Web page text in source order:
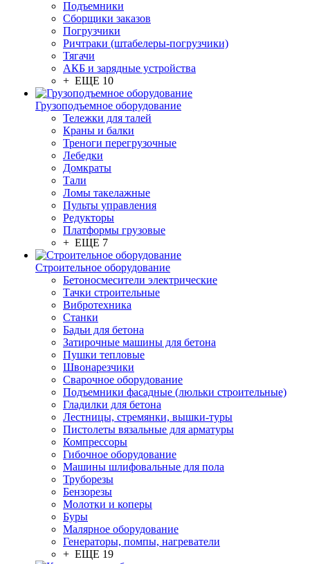
Подъемники
Сборщики заказов
Погрузчики
Ричтраки (штабелеры-погрузчики)
Тягачи
АКБ и зарядные устройства
+ ЕЩЕ 10
Грузоподъемное оборудование
Тележки для талей
Краны и балки
Треноги перегрузочные
Лебедки
Домкраты
Тали
Ломы такелажные
Пульты управления
Редукторы
Платформы грузовые
+ ЕЩЕ 7
Строительное оборудование
Бетоносмесители электрические
Тачки строительные
Вибротехника
Станки
Бадьи для бетона
Затирочные машины для бетона
Пушки тепловые
Швонарезчики
Сварочное оборудование
Подъемники фасадные (люльки строительные)
Гладилки для бетона
Лестницы, стремянки, вышки-туры
Пистолеты вязальные для арматуры
Компрессоры
Гибочное оборудование
Машины шлифовальные для пола
Труборезы
Бензорезы
Молотки и коперы
Буры
Малярное оборудование
Генераторы, помпы, нагреватели
+ ЕЩЕ 19